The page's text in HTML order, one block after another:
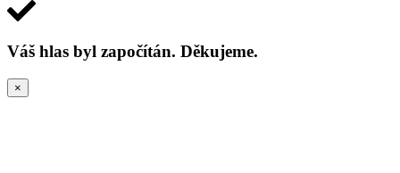
Váš hlas byl započítán. Děkujeme.
×